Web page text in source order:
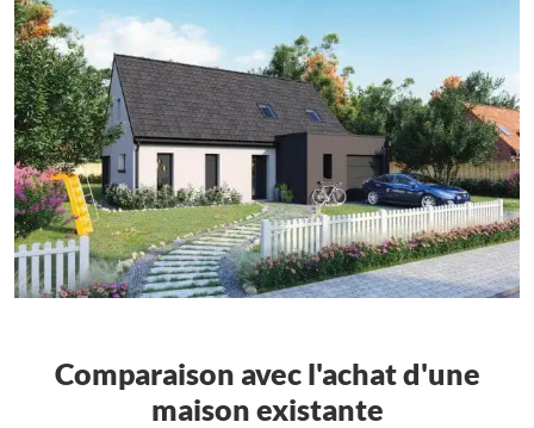
Comparaison avec l'achat d'une
maison existante